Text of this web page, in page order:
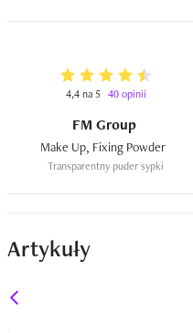
4,4 na 5 40 opinii
FM Group
Transparentny puder sypki
Artykuły